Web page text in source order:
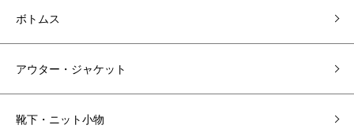
ボトムス
アウター・ジャケット
靴下・ニット小物